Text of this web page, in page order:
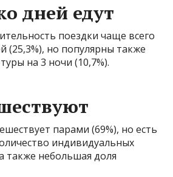
дней едут
поездки чаще всего
(25,3%), но популярны также
на 3 ночи (10,7%).
парами (69%), но есть
индивидуальных
также небольшая доля